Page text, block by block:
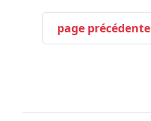
page précédente